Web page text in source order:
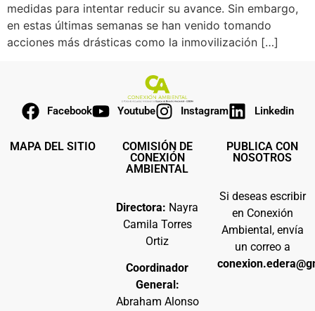
medidas para intentar reducir su avance. Sin embargo,
en estas últimas semanas se han venido tomando
acciones más drásticas como la inmovilización […]
Facebook Youtube Instagram Linkedin
MAPA DEL SITIO
COMISIÓN DE
CONEXIÓN
AMBIENTAL
Directora: Nayra
Camila Torres
Ortiz
Coordinador
General:
Abraham Alonso
PUBLICA CON
NOSOTROS
Si deseas escribir
en Conexión
Ambiental, envía
un correo a